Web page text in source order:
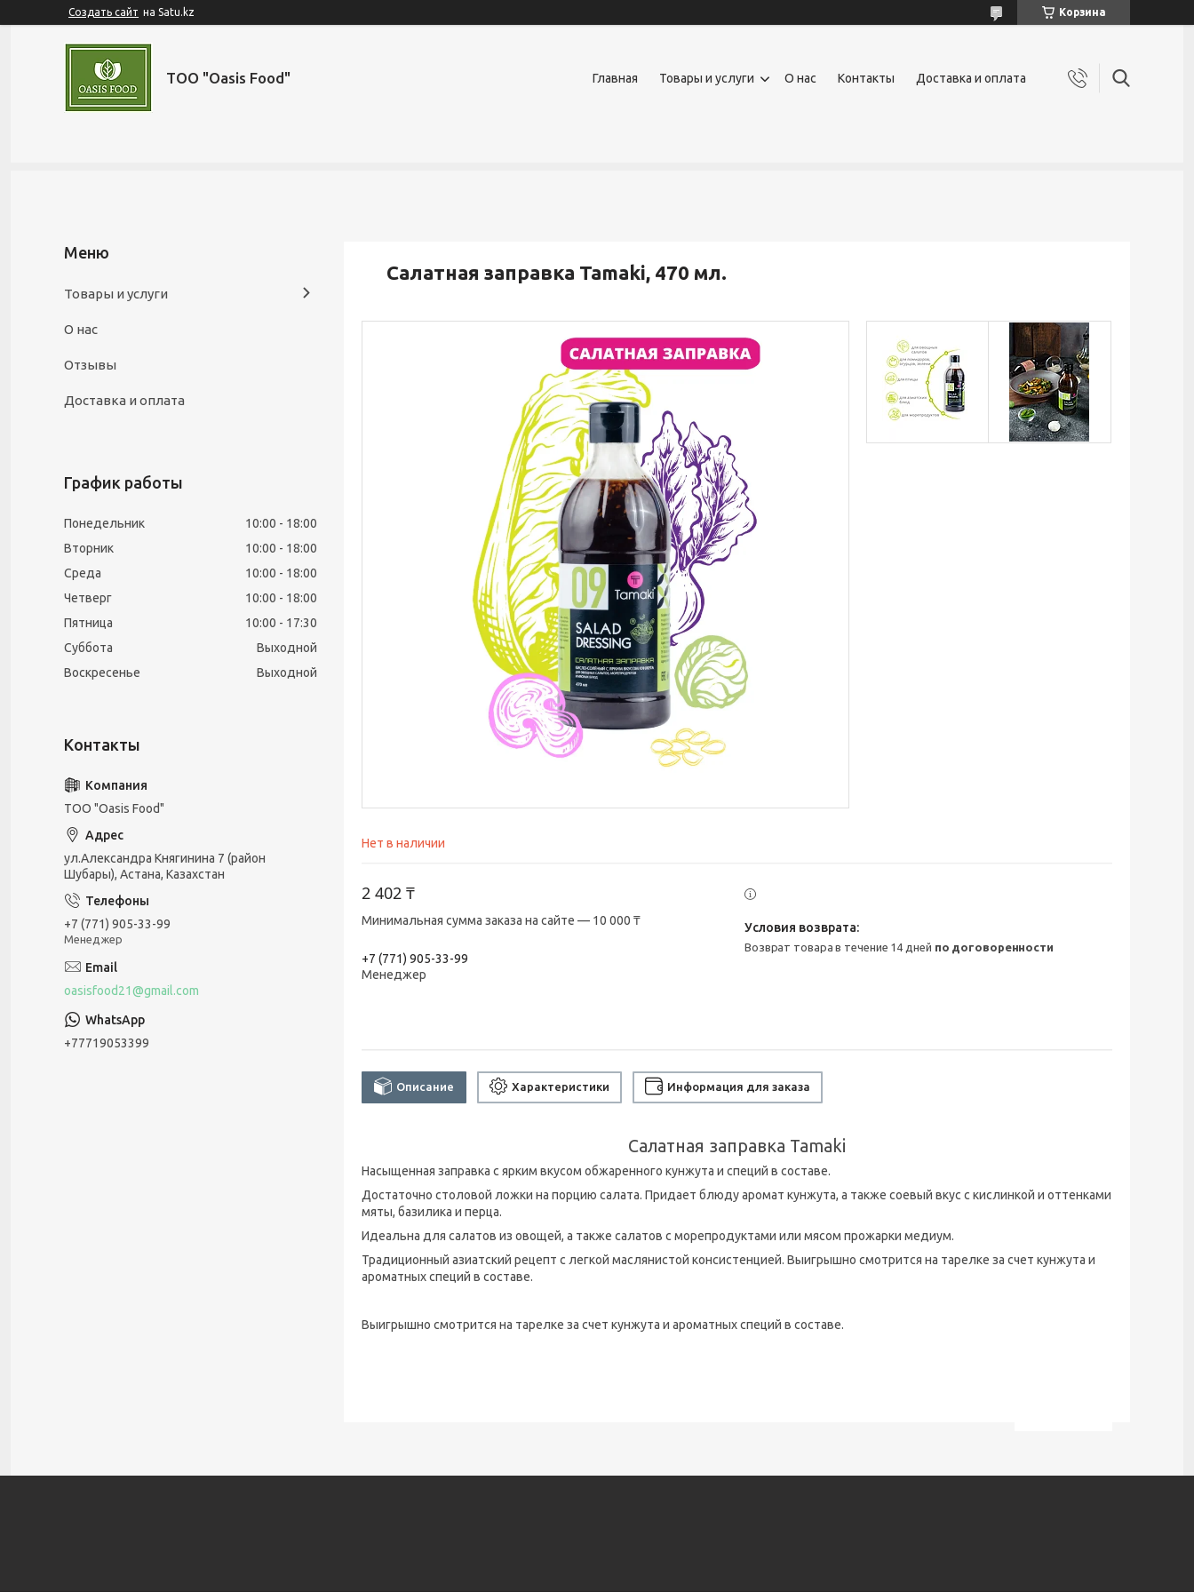
Создать сайт на Satu.kz Корзина
ТОО "Oasis Food" Главная Товары и услуги О нас Контакты Доставка и оплата
Салатная заправка Tamaki, 470 мл.
Нет в наличии
2 402 ₸
Минимальная сумма заказа на сайте — 10 000 ₸
+7 (771) 905-33-99
Менеджер
возврат товара в течение 14 дней по договоренности
Описание Характеристики Информация для заказа
Салатная заправка Tamaki
Насыщенная заправка с ярким вкусом обжаренного кунжута и специй в составе.
Достаточно столовой ложки на порцию салата. Придает блюду аромат кунжута, а также соевый вкус с кислинкой и оттенками
мяты, базилика и перца.
Идеальна для салатов из овощей, а также салатов с морепродуктами или мясом прожарки медиум.
Традиционный азиатский рецепт с легкой маслянистой консистенцией. Выигрышно смотрится на тарелке за счет кунжута и
ароматных специй в составе.
Выигрышно смотрится на тарелке за счет кунжута и ароматных специй в составе.
Товары и услуги
О нас
Отзывы
Доставка и оплата
График работы
Понедельник 10:00
18:00
Вторник
10:00
18:00
Среда
10:00
18:00
Четверг
10:00
18:00
Пятница
10:00
17:30
Суббота
Выходной
Воскресенье
Выходной
ТОО "Oasis Food"
ул.Александра Княгинина 7 (район
Шубары), Астана, Казахстан
+7 (771) 905-33-99
Менеджер
oasisfood21@gmail.com
+77719053399